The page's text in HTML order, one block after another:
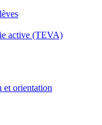
active (TEVA)
et orientation